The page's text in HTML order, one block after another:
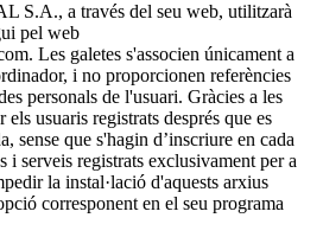
a través del seu web, utilitzarà
pel web
Les galetes s'associen únicament a
i no proporcionen referències
personals de l'usuari. Gràcies a les
els usuaris registrats després que es
sense que s'hagin d’inscriure en cada
i serveis registrats exclusivament per a
la instal·lació d'aquests arxius
corresponent en el seu programa